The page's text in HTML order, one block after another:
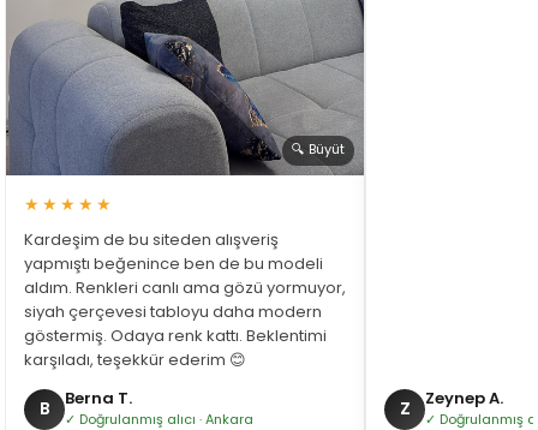
🔍 Büyüt
★★★★★
Kardeşim de bu siteden alışveriş
yapmıştı beğenince ben de bu modeli
aldım. Renkleri canlı ama gözü yormuyor,
siyah çerçevesi tabloyu daha modern
göstermiş. Odaya renk kattı. Beklentimi
karşıladı, teşekkür ederim 😊
B Berna T.
✓ Doğrulanmış alıcı · Ankara Z Zeynep A.
✓ Doğrulanmış